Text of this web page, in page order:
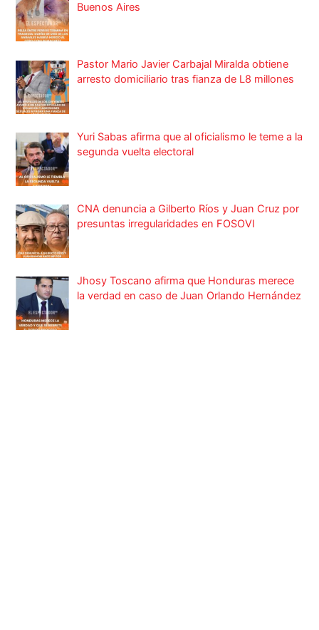
Buenos Aires
Pastor Mario Javier Carbajal Miralda obtiene
arresto domiciliario tras fianza de L8 millones
Yuri Sabas afirma que al oficialismo le teme a la
segunda vuelta electoral
CNA denuncia a Gilberto Ríos y Juan Cruz por
presuntas irregularidades en FOSOVI
Jhosy Toscano afirma que Honduras merece
la verdad en caso de Juan Orlando Hernández